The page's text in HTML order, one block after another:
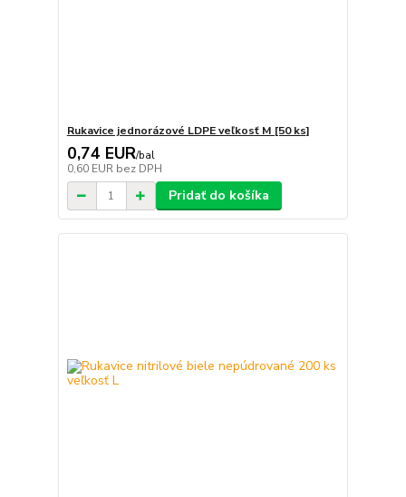
Rukavice jednorázové LDPE veľkosť M [50 ks]
0,74 EUR/bal
0,60 EUR bez DPH
Pridať do košíka